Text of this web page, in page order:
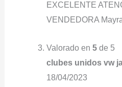
EXCELENTE
VENDEDORA
Valorado en 5de 5
clubes unidos vw
18/04/2023